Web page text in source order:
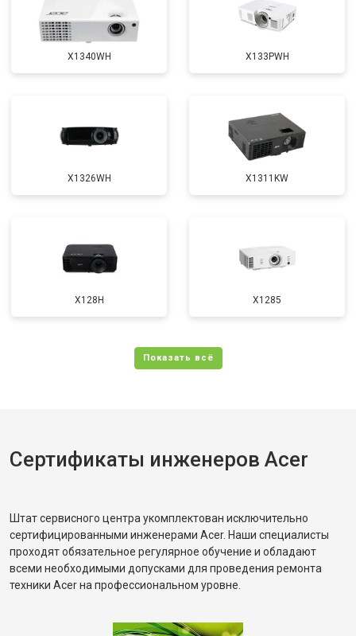
X1340WH X133PWH
X1326WH X1311KW
X128H X1285
Сертификаты инженеров Acer
Штат сервисного центра укомплектован исключительно
сертифицированными инженерами Acer. Наши специалисты
проходят обязательное регулярное обучение и обладают
всеми необходимыми допусками для проведения ремонта
техники Acer на профессиональном уровне.